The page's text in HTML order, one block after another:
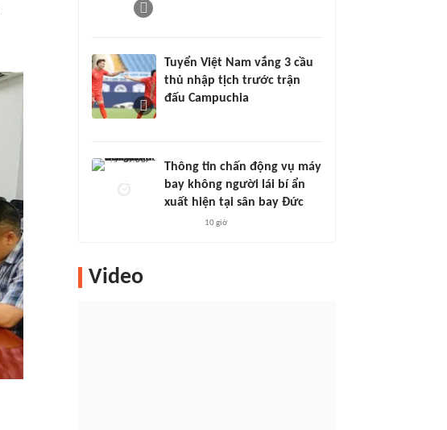
Tuyển Việt Nam vắng 3 cầu
thủ nhập tịch trước trận
đấu Campuchia
Thông tin chấn động vụ máy
bay không người lái bí ẩn
xuất hiện tại sân bay Đức
10 giờ
Video